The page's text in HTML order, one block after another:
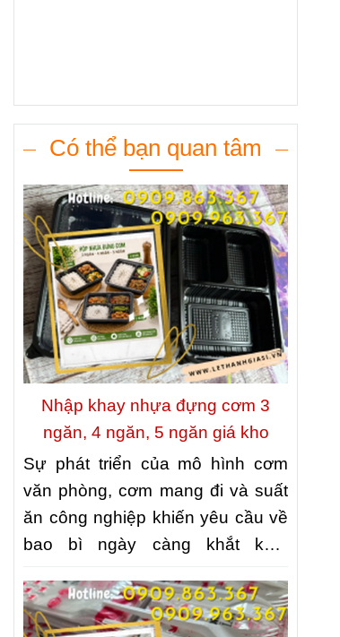
Có thể bạn quan tâm
Nhập khay nhựa đựng cơm 3
ngăn, 4 ngăn, 5 ngăn giá kho
Sự phát triển của mô hình cơm
văn phòng, cơm mang đi và suất
ăn công nghiệp khiến yêu cầu về
bao bì ngày càng khắt khe.
thực phẩm, bao bì còn phải giúp
món ăn được sắp xếp gọn gàng,